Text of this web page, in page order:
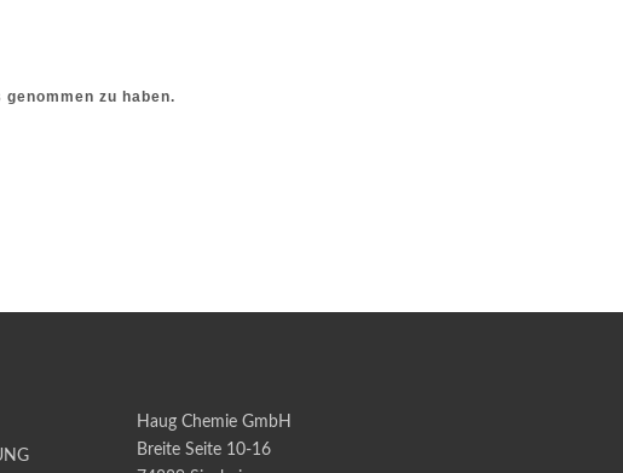
zu haben.
Haug Chemie GmbH
Breite Seite 10-16